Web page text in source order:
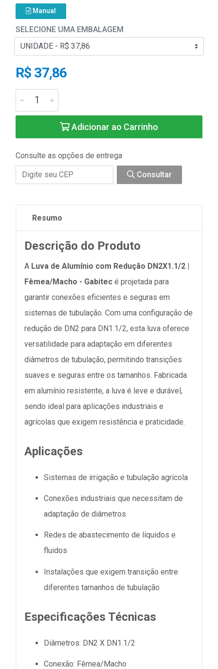
Manual
SELECIONE UMA EMBALAGEM
R$ 37,86
Adicionar ao Carrinho
Consulte as opções de entrega
Consultar
Resumo
Descrição do Produto
A Luva de Alumínio com Redução DN2X1.1/2 |
Fêmea/Macho - Gabitec é projetada para
garantir conexões eficientes e seguras em
sistemas de tubulação. Com uma configuração de
redução de DN2 para DN1.1/2, esta luva oferece
versatilidade para adaptação em diferentes
diâmetros de tubulação, permitindo transições
suaves e seguras entre os tamanhos. Fabricada
em alumínio resistente, a luva é leve e durável,
sendo ideal para aplicações industriais e
agrícolas que exigem resistência e praticidade.
Aplicações
Sistemas de irrigação e tubulação agrícola
Conexões industriais que necessitam de
adaptação de diâmetros
Redes de abastecimento de líquidos e
fluidos
Instalações que exigem transição entre
diferentes tamanhos de tubulação
Especificações Técnicas
Diâmetros: DN2 X DN1.1/2
Conexão: Fêmea/Macho